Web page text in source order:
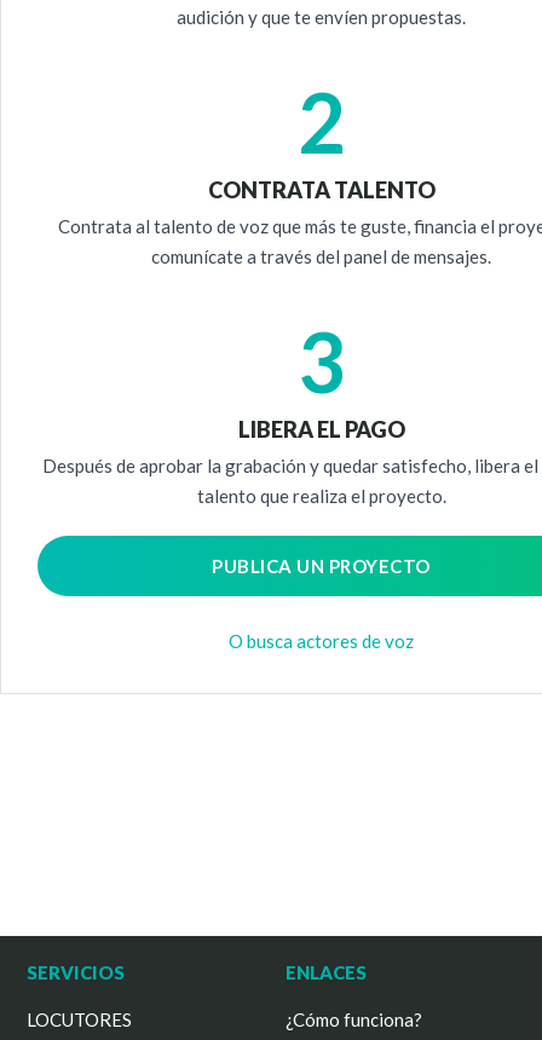
audición y que te envíen propuestas.
2
CONTRATA TALENTO
Contrata al talento de voz que más te guste, financia el
comunícate a través del panel de mensajes.
3
LIBERA EL PAGO
Después de aprobar la grabación y quedar satisfecho, libera
talento que realiza el proyecto.
PUBLICA UN PROYECTO
O busca actores de voz
SERVICIOS
LOCUTORES
ENLACES
¿Cómo funciona?